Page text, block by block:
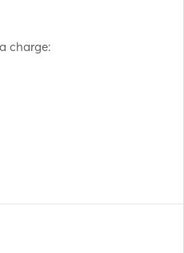
Snorklausvälineet
charge: